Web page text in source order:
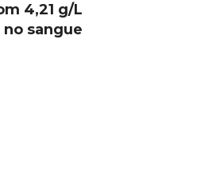
4,21 g/L
sangue